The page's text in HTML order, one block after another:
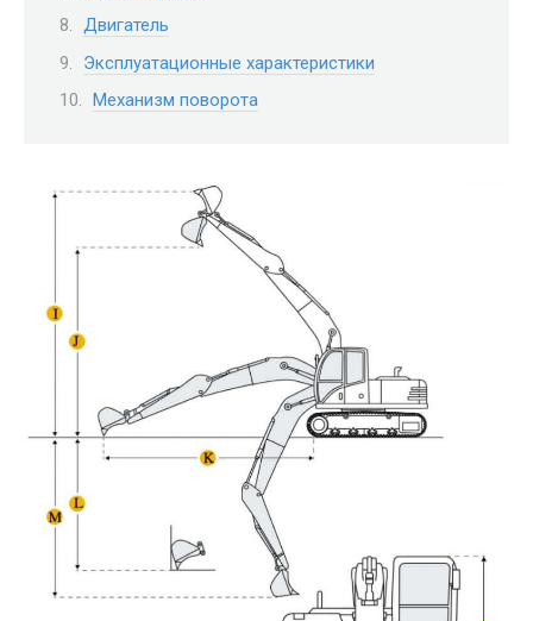
Двигатель
Эксплуатационные характеристики
Механизм поворота